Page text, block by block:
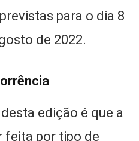
para o dia 8
de 2022.
edição é que a
feita por tipo de